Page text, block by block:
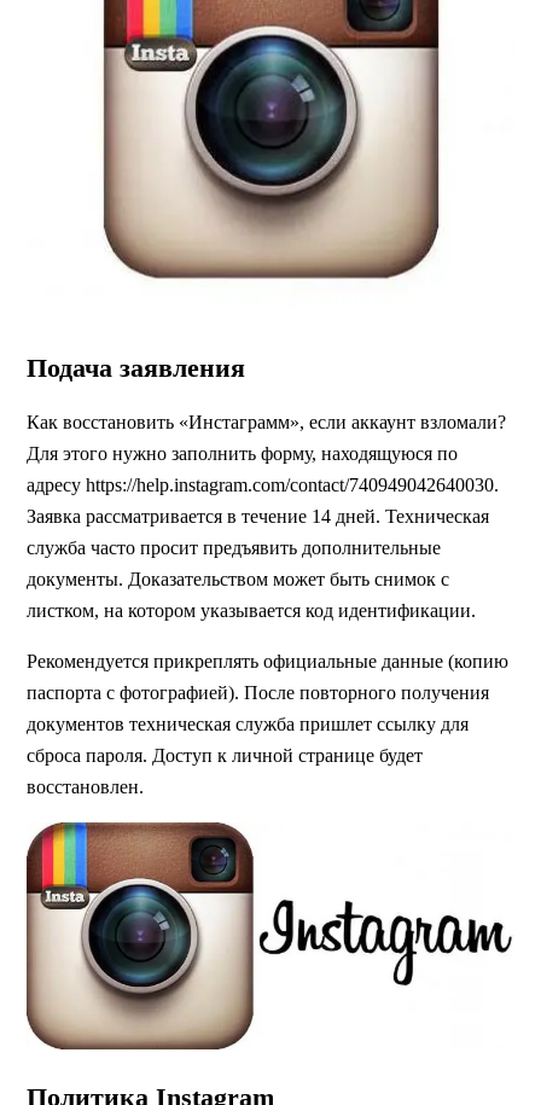
Подача заявления
Как восстановить «Инстаграмм», если аккаунт взломали?
Для этого нужно заполнить форму, находящуюся по
адресу https://help.instagram.com/contact/740949042640030.
Заявка рассматривается в течение 14 дней. Техническая
служба часто просит предъявить дополнительные
документы. Доказательством может быть снимок с
листком, на котором указывается код идентификации.
Рекомендуется прикреплять официальные данные (копию
паспорта с фотографией). После повторного получения
документов техническая служба пришлет ссылку для
сброса пароля. Доступ к личной странице будет
восстановлен.
Политика Instagram